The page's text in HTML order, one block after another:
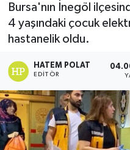
Bursa'nın İnegöl
4 yaşındaki çocuk
hastanelik oldu.
HATEM POLAT
EDITÖR